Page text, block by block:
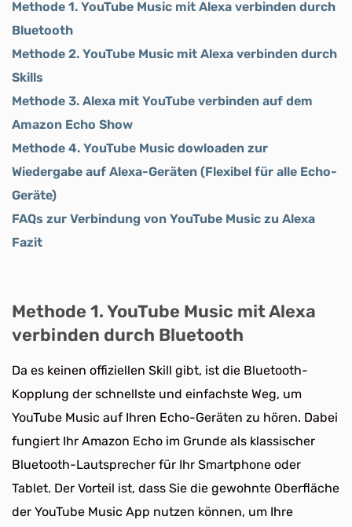
Methode 1. YouTube Music mit Alexa verbinden durch
Bluetooth
Methode 2. YouTube Music mit Alexa verbinden durch
Skills
Methode 3. Alexa mit YouTube verbinden auf dem
Amazon Echo Show
Methode 4. YouTube Music dowloaden zur
Wiedergabe auf Alexa-Geräten (Flexibel für alle Echo-
Geräte)
FAQs zur Verbindung von YouTube Music zu Alexa
Fazit
Methode 1. YouTube Music mit Alexa
verbinden durch Bluetooth
Da es keinen offiziellen Skill gibt, ist die Bluetooth-
Kopplung der schnellste und einfachste Weg, um
YouTube Music auf Ihren Echo-Geräten zu hören. Dabei
fungiert Ihr Amazon Echo im Grunde als klassischer
Bluetooth-Lautsprecher für Ihr Smartphone oder
Tablet. Der Vorteil ist, dass Sie die gewohnte Oberfläche
der YouTube Music App nutzen können, um Ihre